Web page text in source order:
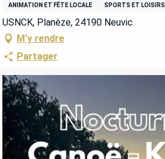
ANIMATION ET FÊTE LOCALE SPORTS ET LOISIRS
USNCK, Planèze, 24190 Neuvic
M'y rendre
Partager